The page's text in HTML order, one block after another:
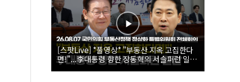
[스팟Live] *풀영상* "부동산 지옥 고집한다
면!"...李대통령 향한 장동혁의 서슬퍼런 일갈
| 26.08.07 국민의힘 부동산정책 정상화 특별